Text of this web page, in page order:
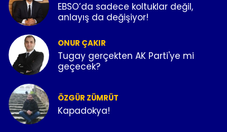
EBSO’da sadece koltuklar değil,
anlayış da değişiyor!
ONUR ÇAKIR
Tugay gerçekten AK Parti'ye mi
geçecek?
ÖZGÜR ZÜMRÜT
Kapadokya!